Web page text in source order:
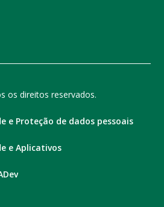
os direitos reservados.
e Proteção de dados pessoais
e Aplicativos